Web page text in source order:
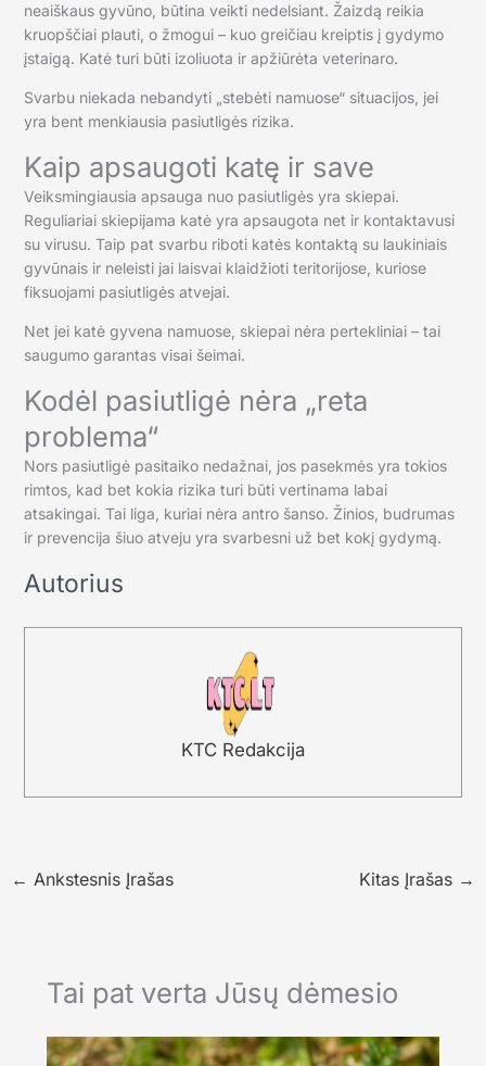
neaiškaus gyvūno, būtina veikti nedelsiant. Žaizdą reikia
kruopščiai plauti, o žmogui – kuo greičiau kreiptis į gydymo
įstaigą. Katė turi būti izoliuota ir apžiūrėta veterinaro.
Svarbu niekada nebandyti „stebėti namuose“ situacijos, jei
yra bent menkiausia pasiutligės rizika.
Kaip apsaugoti katę ir save
Veiksmingiausia apsauga nuo pasiutligės yra skiepai.
Reguliariai skiepijama katė yra apsaugota net ir kontaktavusi
su virusu. Taip pat svarbu riboti katės kontaktą su laukiniais
gyvūnais ir neleisti jai laisvai klaidžioti teritorijose, kuriose
fiksuojami pasiutligės atvejai.
Net jei katė gyvena namuose, skiepai nėra pertekliniai – tai
saugumo garantas visai šeimai.
Kodėl pasiutligė nėra „reta
problema“
Nors pasiutligė pasitaiko nedažnai, jos pasekmės yra tokios
rimtos, kad bet kokia rizika turi būti vertinama labai
atsakingai. Tai liga, kuriai nėra antro šanso. Žinios, budrumas
ir prevencija šiuo atveju yra svarbesni už bet kokį gydymą.
Autorius
KTC Redakcija
← Ankstesnis Įrašas Kitas Įrašas →
Tai pat verta Jūsų dėmesio